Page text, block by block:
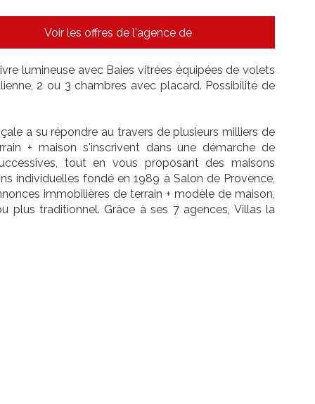
Voir les offres de l'agence de
lumineuse avec Baies vitrées équipées de volets
2 ou 3 chambres avec placard. Possibilité de
a su répondre au travers de plusieurs milliers de
+ maison s'inscrivent dans une démarche de
tout en vous proposant des maisons
individuelles fondé en 1989 à Salon de Provence,
immobilières de terrain + modèle de maison,
plus traditionnel. Grâce à ses 7 agences, Villas la